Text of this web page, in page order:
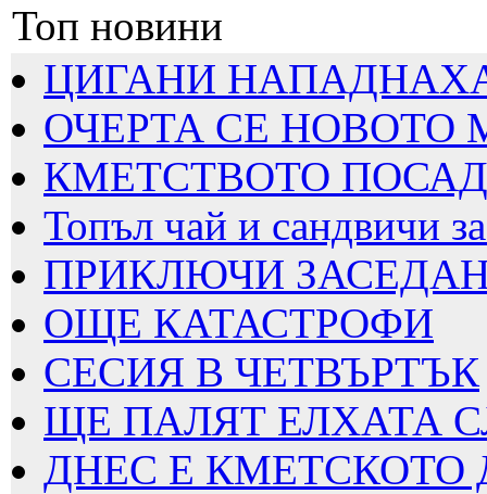
Топ новини
ЦИГАНИ
ОЧЕРТА СЕ НОВОТО
КМЕТСТВОТО
Топъл чай и сандвичи
ПРИКЛЮЧИ
ОЩЕ КАТАСТРОФИ
СЕСИЯ В ЧЕТВЪРТЪК
ЩЕ ПАЛЯТ ЕЛХАТА
ДНЕС Е КМЕТСКОТО